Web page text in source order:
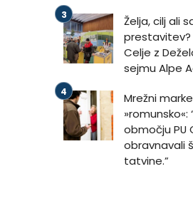
Želja, cilj ali
prestavitev?
Celje z
sejmu Alpe
Mrežni
»romunsko«:
območju PU
obravnavali
tatvine.”